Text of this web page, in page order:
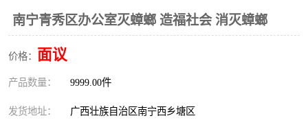
南宁青秀区办公室灭蟑螂 造福社会 消灭蟑螂
价格： 面议
产品数量： 9999.00件
发货地址： 广西壮族自治区南宁西乡塘区